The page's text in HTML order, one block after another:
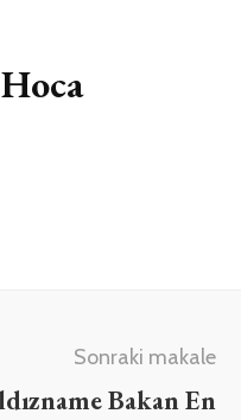
Sonraki makale
Bakan En